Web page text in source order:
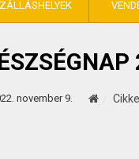
november 9.